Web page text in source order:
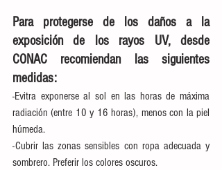
Para protegerse de los daños a la
exposición de los rayos UV, desde
CONAC recomiendan las siguientes
medidas:
-Evitra exponerse al sol en las horas de máxima
radiación (entre 10 y 16 horas), menos con la piel
húmeda.
-Cubrir las zonas sensibles con ropa adecuada y
sombrero. Preferir los colores oscuros.